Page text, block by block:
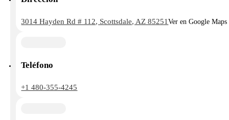
3014 Hayden Rd # 112, Scottsdale, AZ 85251Ver en Google Maps
Teléfono
+1 480-355-4245